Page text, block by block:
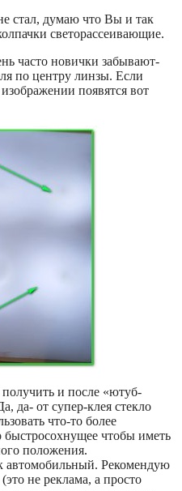
стал, думаю что Вы и так
светорассеивающие.
часто новички забывают-
по центру линзы. Если
появятся вот
и после «ютуб-
да- от супер-клея стекло
что-то более
быстросохнущее чтобы иметь
положения.
автомобильный. Рекомендую
не реклама, а просто